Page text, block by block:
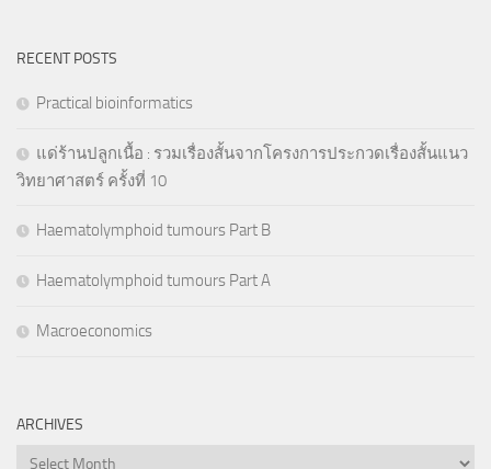
RECENT POSTS
Practical bioinformatics
แด่ร้านปลูกเนื้อ : รวมเรื่องสั้นจากโครงการประกวดเรื่องสั้นแนว
วิทยาศาสตร์ ครั้งที่ 10
Haematolymphoid tumours Part B
Haematolymphoid tumours Part A
Macroeconomics
ARCHIVES
Archives